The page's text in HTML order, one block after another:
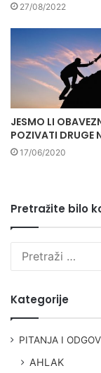
27/08/2022
JESMO LI
POZIVATI DRUGE
17/06/2020
Pretražite bilo
Kategorije
PITANJA I
AHLAK